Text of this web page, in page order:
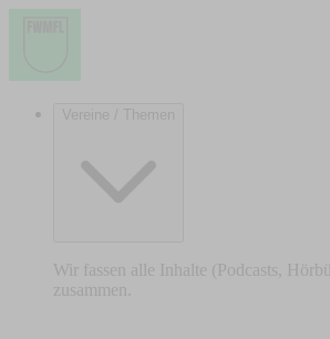
Vereine / Themen
Wir fassen alle Inhalte (Podcasts,
zusammen.